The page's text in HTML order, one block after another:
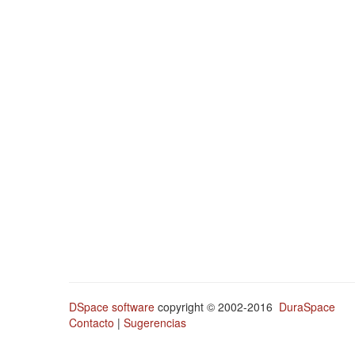
DSpace software copyright © 2002-2016 DuraSpace
Contacto | Sugerencias